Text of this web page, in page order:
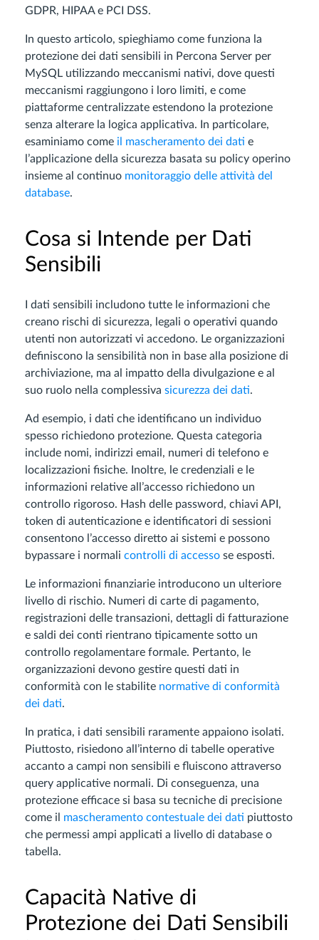
GDPR, HIPAA e PCI DSS.
In questo articolo, spieghiamo come funziona la
protezione dei dati sensibili in Percona Server per
MySQL utilizzando meccanismi nativi, dove questi
meccanismi raggiungono i loro limiti, e come
piattaforme centralizzate estendono la protezione
senza alterare la logica applicativa. In particolare,
esaminiamo come il mascheramento dei dati e
l’applicazione della sicurezza basata su policy operino
insieme al continuo monitoraggio delle attività del
database.
Cosa si Intende per Dati
Sensibili
I dati sensibili includono tutte le informazioni che
creano rischi di sicurezza, legali o operativi quando
utenti non autorizzati vi accedono. Le organizzazioni
definiscono la sensibilità non in base alla posizione di
archiviazione, ma al impatto della divulgazione e al
suo ruolo nella complessiva sicurezza dei dati.
Ad esempio, i dati che identificano un individuo
spesso richiedono protezione. Questa categoria
include nomi, indirizzi email, numeri di telefono e
localizzazioni fisiche. Inoltre, le credenziali e le
informazioni relative all’accesso richiedono un
controllo rigoroso. Hash delle password, chiavi API,
token di autenticazione e identificatori di sessioni
consentono l’accesso diretto ai sistemi e possono
bypassare i normali controlli di accesso se esposti.
Le informazioni finanziarie introducono un ulteriore
livello di rischio. Numeri di carte di pagamento,
registrazioni delle transazioni, dettagli di fatturazione
e saldi dei conti rientrano tipicamente sotto un
controllo regolamentare formale. Pertanto, le
organizzazioni devono gestire questi dati in
conformità con le stabilite normative di conformità
dei dati.
In pratica, i dati sensibili raramente appaiono isolati.
Piuttosto, risiedono all’interno di tabelle operative
accanto a campi non sensibili e fluiscono attraverso
query applicative normali. Di conseguenza, una
protezione efficace si basa su tecniche di precisione
come il mascheramento contestuale dei dati piuttosto
che permessi ampi applicati a livello di database o
tabella.
Capacità Native di
Protezione dei Dati Sensibili